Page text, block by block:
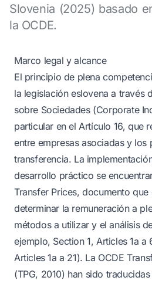
Slovenia (2025) basado
la OCDE.
Marco legal y alcance
El principio de plena
la legislación eslovena a través
sobre Sociedades (Corporate
particular en el Artículo 16, que
entre empresas asociadas y los
transferencia. La
desarrollo práctico se
Transfer Prices, documento
determinar la remuneración a
métodos a utilizar y el análisis
ejemplo, Section 1, Articles 1a a
Articles 1a a 21). La OCDE
(TPG, 2010) han sido